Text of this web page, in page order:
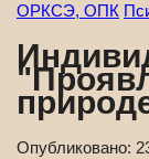
ОРКСЭ, ОПК
Опубликовано: